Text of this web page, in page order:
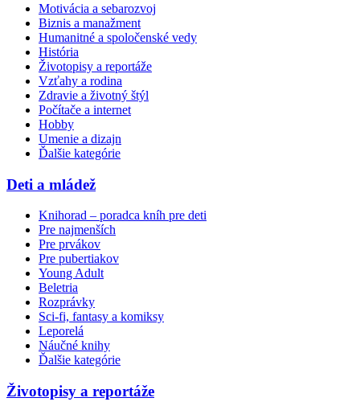
Motivácia a sebarozvoj
Biznis a manažment
Humanitné a spoločenské vedy
História
Životopisy a reportáže
Vzťahy a rodina
Zdravie a životný štýl
Počítače a internet
Hobby
Umenie a dizajn
Ďalšie kategórie
Deti a mládež
Knihorad – poradca kníh pre deti
Pre najmenších
Pre prvákov
Pre pubertiakov
Young Adult
Beletria
Rozprávky
Sci-fi, fantasy a komiksy
Leporelá
Náučné knihy
Ďalšie kategórie
Životopisy a reportáže